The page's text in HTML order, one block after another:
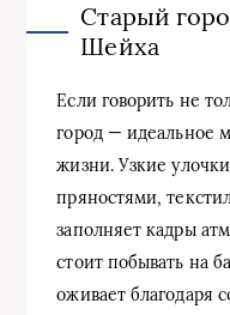
Старый
Шейха
Если говорить не
город — идеальное
жизни. Узкие
пряностями,
заполняет кадры
стоит побывать на
оживает благодаря